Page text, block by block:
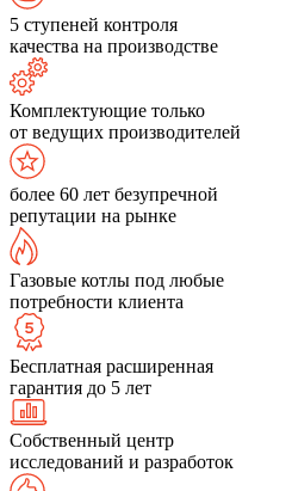
5 ступеней контроля
качества на производстве
Комплектующие только
от ведущих производителей
более 60 лет безупречной
репутации на рынке
Газовые котлы под любые
потребности клиента
Бесплатная расширенная
гарантия до 5 лет
Собственный центр
исследований и разработок